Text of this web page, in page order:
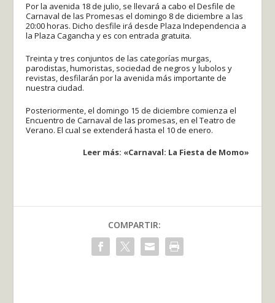
Por la avenida 18 de julio, se llevará a cabo el Desfile de
Carnaval de las Promesas el domingo 8 de diciembre a las
20:00 horas. Dicho desfile irá desde Plaza Independencia a
la Plaza Cagancha y es con entrada gratuita.
Treinta y tres conjuntos de las categorías murgas,
parodistas, humoristas, sociedad de negros y lubolos y
revistas, desfilarán por la avenida más importante de
nuestra ciudad.
Posteriormente, el domingo 15 de diciembre comienza el
Encuentro de Carnaval de las promesas, en el Teatro de
Verano. El cual se extenderá hasta el 10 de enero.
Leer más: «Carnaval: La Fiesta de Momo»
COMPARTIR: